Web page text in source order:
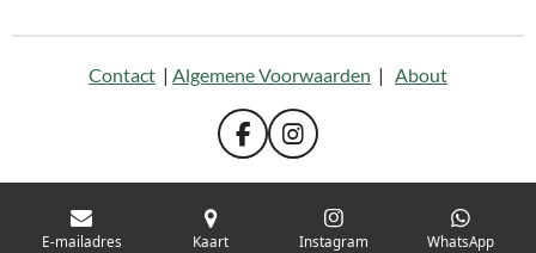
Contact | Algemene Voorwaarden | About
F
a
c
I
n
s
a
E-mailadres Kaart Instagram WhatsApp